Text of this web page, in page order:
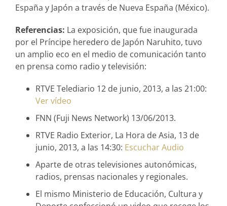
España y Japón a través de Nueva España (México).
Referencias: La exposición, que fue inaugurada
por el Príncipe heredero de Japón Naruhito, tuvo
un amplio eco en el medio de comunicación tanto
en prensa como radio y televisión:
RTVE Telediario 12 de junio, 2013, a las 21:00:
Ver vídeo
FNN (Fuji News Network) 13/06/2013.
RTVE Radio Exterior, La Hora de Asia, 13 de
junio, 2013, a las 14:30: Escuchar Audio
Aparte de otras televisiones autonómicas,
radios, prensas nacionales y regionales.
El mismo Ministerio de Educación, Cultura y